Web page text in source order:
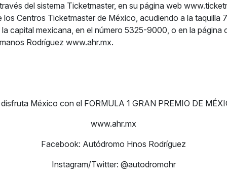
del sistema Ticketmaster, en su página web
los Centros Ticketmaster de México, acudiendo a la taquilla
capital mexicana, en el número 5325-9000, o en la página
Rodríguez www.ahr.mx.
México con el FORMULA 1 GRAN PREMIO DE
www.ahr.mx
Facebook: Autódromo Hnos Rodríguez
Instagram/Twitter: @autodromohr